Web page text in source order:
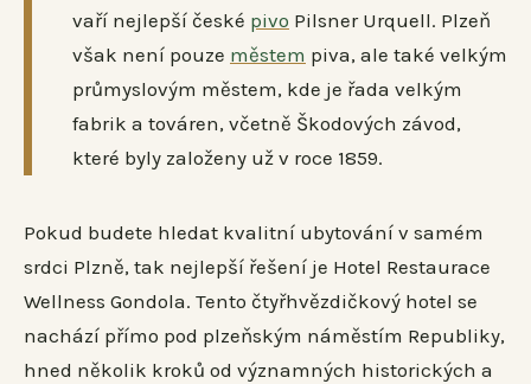
vaří nejlepší české pivo Pilsner Urquell. Plzeň
však není pouze městem piva, ale také velkým
průmyslovým městem, kde je řada velkým
fabrik a továren, včetně Škodových závod,
které byly založeny už v roce 1859.
Pokud budete hledat kvalitní ubytování v samém
srdci Plzně, tak nejlepší řešení je Hotel Restaurace
Wellness Gondola. Tento čtyřhvězdičkový hotel se
nachází přímo pod plzeňským náměstím Republiky,
hned několik kroků od významných historických a